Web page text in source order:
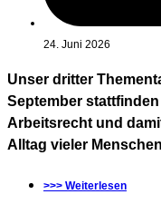
24. Juni 2026
Unser dritter
September
Arbeitsrecht und
Alltag vieler
>>> Weiterlesen